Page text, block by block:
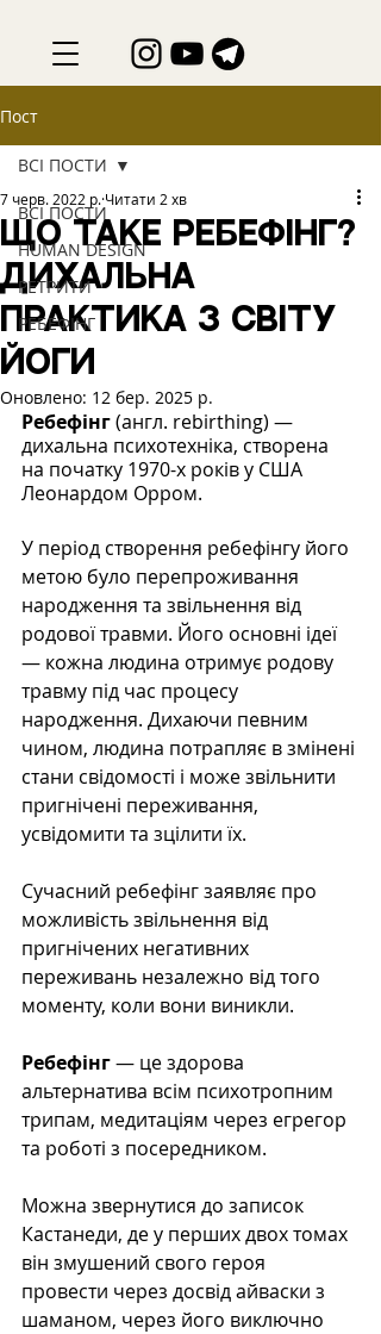
Пост
ВСІ ПОСТИ
HUMAN DESIGN
РЕТРИТИ
РЕБЕФІНГ
ВСІ ПОСТИ
ЩО ТАКЕ РЕБЕФІНГ?
ДИХАЛЬНА
ПРАКТИКА З СВІТУ
ЙОГИ
7 черв. 2022 р. Читати 2 хв
Оновлено: 12 бер. 2025 р.
Ребефінг (англ. rebirthing) —
дихальна психотехніка, створена
на початку 1970-х років у США
Леонардом Орром.
У період створення ребефінгу його
метою було перепроживання
народження та звільнення від
родової травми. Його основні ідеї
— кожна людина отримує родову
травму під час процесу
народження. Дихаючи певним
чином, людина потрапляє в змінені
стани свідомості і може звільнити
пригнічені переживання,
усвідомити та зцілити їх.
Сучасний ребефінг заявляє про
можливість звільнення від
пригнічених негативних
переживань незалежно від того
моменту, коли вони виникли.
Ребефінг — це здорова
альтернатива всім психотропним
трипам, медитаціям через егрегор
та роботі з посередником.
Можна звернутися до записок
Кастанеди, де у перших двох томах
він змушений свого героя
провести через досвід айваски з
шаманом, через його виключно